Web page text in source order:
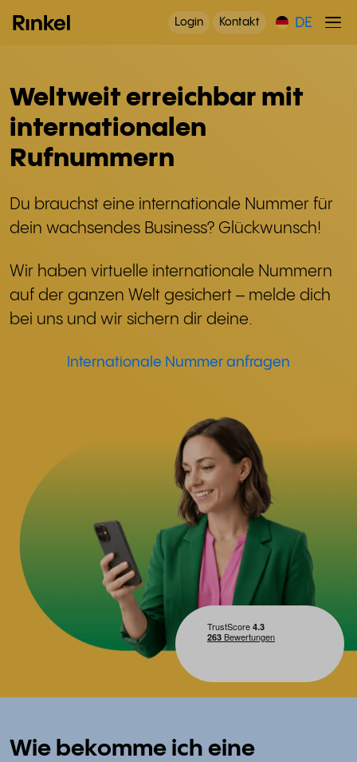
Login Kontakt DE
Weltweit erreichbar mit
internationalen
Rufnummern
Du brauchst eine internationale Nummer für
dein wachsendes Business? Glückwunsch!
Wir haben virtuelle internationale Nummern
auf der ganzen Welt gesichert – melde dich
bei uns und wir sichern dir deine.
Internationale Nummer anfragen
Wie bekomme ich eine